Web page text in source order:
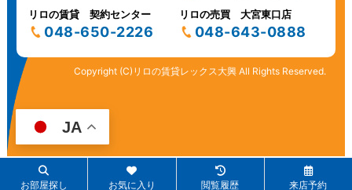
リロの賃貸 契約センター
048-650-2226
リロの売買 大宮東口店
048-643-0888
Copyright (C)リロの賃貸レックス大興 All Rights Reserved.
お部屋探し お気に入り 閲覧履歴 来店予約
JA